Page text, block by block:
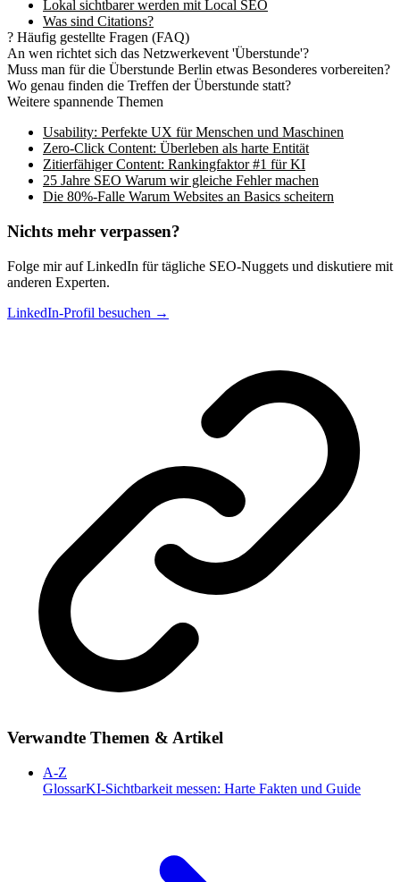
Lokal sichtbarer werden mit Local SEO
Was sind Citations?
? Häufig gestellte Fragen (FAQ)
An wen richtet sich das Netzwerkevent 'Überstunde'?
Muss man für die Überstunde Berlin etwas Besonderes vorbereiten?
Wo genau finden die Treffen der Überstunde statt?
Weitere spannende Themen
Usability: Perfekte UX für Menschen und Maschinen
Zero-Click Content: Überleben als harte Entität
Zitierfähiger Content: Rankingfaktor #1 für KI
25 Jahre SEO Warum wir gleiche Fehler machen
Die 80%-Falle Warum Websites an Basics scheitern
Nichts mehr verpassen?
Folge mir auf LinkedIn für tägliche SEO-Nuggets und diskutiere mit
anderen Experten.
LinkedIn-Profil besuchen →
Verwandte Themen & Artikel
A-Z
GlossarKI-Sichtbarkeit messen: Harte Fakten und Guide